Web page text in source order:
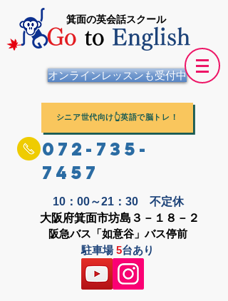
Go to English
箕面の英会話スクール
オンラインレッスンも受付中
シニア世代向け👆英語で脳トレ！
072-735-
7457
10：00～21：30 不定休
大阪府箕面市坊島３－１８－２
阪急バス「如意谷」バス停前
駐車場5台あり